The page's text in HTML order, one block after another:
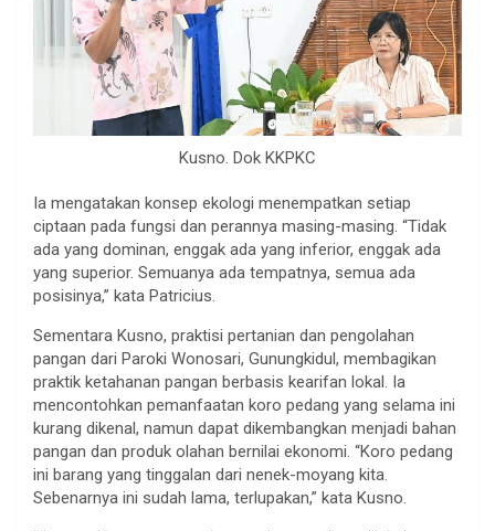
Kusno. Dok KKPKC
Ia mengatakan konsep ekologi menempatkan setiap
ciptaan pada fungsi dan perannya masing-masing. “Tidak
ada yang dominan, enggak ada yang inferior, enggak ada
yang superior. Semuanya ada tempatnya, semua ada
posisinya,” kata Patricius.
Sementara Kusno, praktisi pertanian dan pengolahan
pangan dari Paroki Wonosari, Gunungkidul, membagikan
praktik ketahanan pangan berbasis kearifan lokal. Ia
mencontohkan pemanfaatan koro pedang yang selama ini
kurang dikenal, namun dapat dikembangkan menjadi bahan
pangan dan produk olahan bernilai ekonomi. “Koro pedang
ini barang yang tinggalan dari nenek-moyang kita.
Sebenarnya ini sudah lama, terlupakan,” kata Kusno.